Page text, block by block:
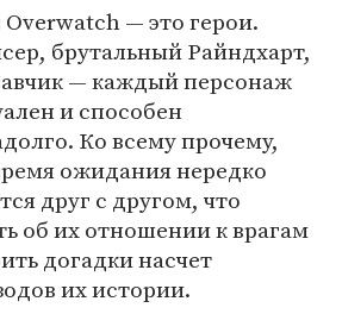
— это герои.
брутальный Райндхарт,
— каждый персонаж
и способен
Ко всему прочему,
ожидания нередко
друг с другом, что
об их отношении к врагам
догадки насчет
их истории.